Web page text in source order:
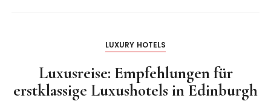
LUXURY HOTELS
Luxusreise: Empfehlungen für
erstklassige Luxushotels in Edinburgh